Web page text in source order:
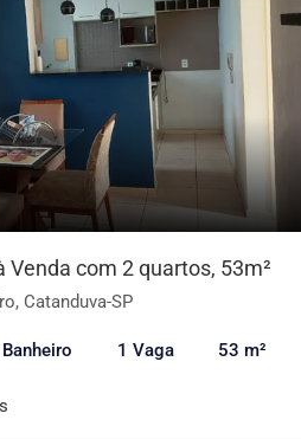
com 2 quartos, 53m²
Catanduva-SP
1 Vaga 53 m²